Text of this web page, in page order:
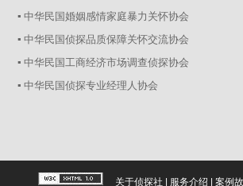
▪ 中华民国婚姻感情家庭暴力关怀协会
▪ 中华民国侦探品质保障关怀交流协会
▪ 中华民国工商经济市场调查侦探协会
▪ 中华民国侦探专业经理人协会
关于侦探社 服务介绍 案例